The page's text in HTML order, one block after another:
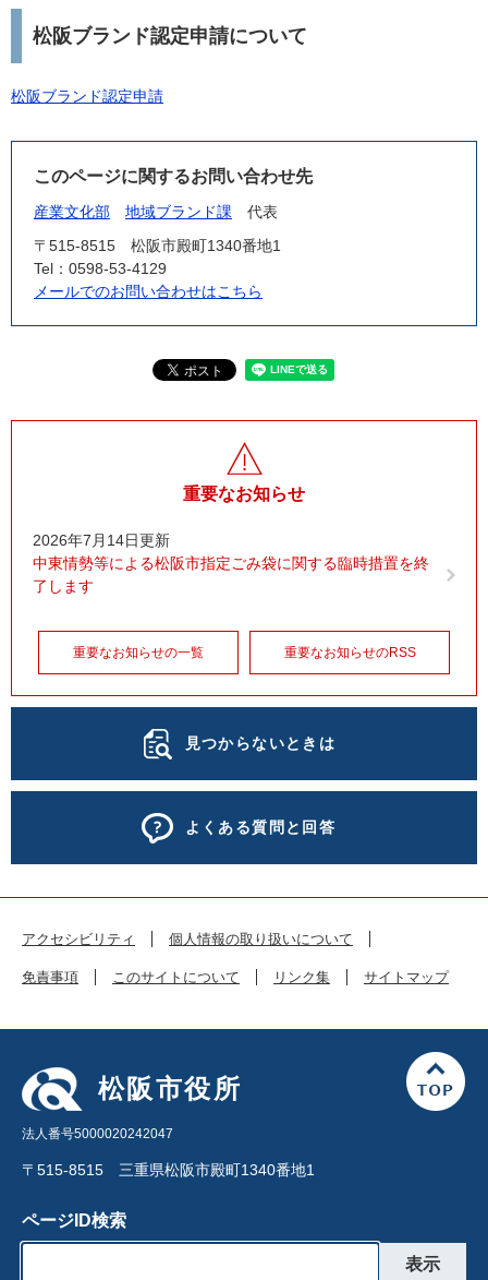
松阪ブランド認定申請について
松阪ブランド認定申請
このページに関するお問い合わせ先
産業文化部 地域ブランド課
代表
〒515-8515
松阪市殿町1340番地1
Tel：0598-53-4129
メールでのお問い合わせはこちら
重要なお知らせ
2026年7月14日更新
中東情勢等による松阪市指定ごみ袋に関する臨時措置を終
了します
重要なお知らせの一覧 重要なお知らせのRSS
見つからないときは
よくある質問と回答
アクセシビリティ 個人情報の取り扱いについて
免責事項 このサイトについて リンク集 サイトマップ
松阪市役所
法人番号5000020242047
〒515-8515 三重県松阪市殿町1340番地1
ページID検索